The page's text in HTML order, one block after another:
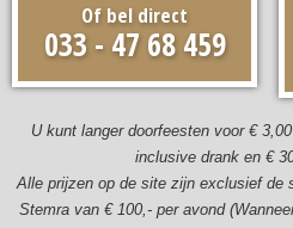
Of bel direct
033 - 47 68 459
U kunt langer doorfeesten voor €
inclusive drank en €
Alle prijzen op de site zijn exclusief de
Stemra van € 100,- per avond